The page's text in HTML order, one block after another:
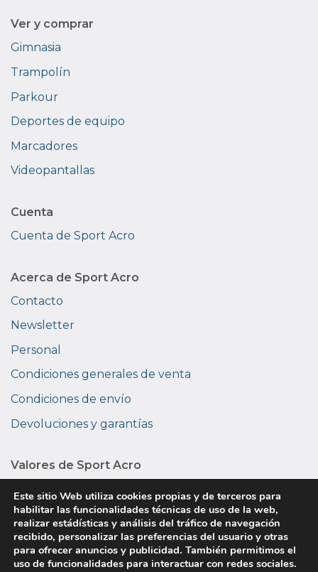
Ver y comprar
Gimnasia
Trampolín
Parkour
Deportes de equipo
Marcadores
Videopantallas
Cuenta
Cuenta de Sport Acro
Acerca de Sport Acro
Contacto
Newsletter
Personal
Condiciones generales de venta
Condiciones de envío
Devoluciones y garantías
Valores de Sport Acro
Privacidad
Sobre nosotros
Este sitio Web utiliza cookies propias y de terceros para
habilitar las funcionalidades técnicas de uso de la web,
realizar estádísticas y análisis del tráfico de navegación
recibido, personalizar las preferencias del usuario y otras
para ofrecer anuncios y publicidad. También permitimos el
uso de funcionalidades para interactuar con redes sociales.